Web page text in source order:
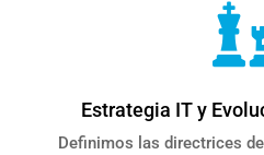
Estrategia IT y
Definimos las directrices